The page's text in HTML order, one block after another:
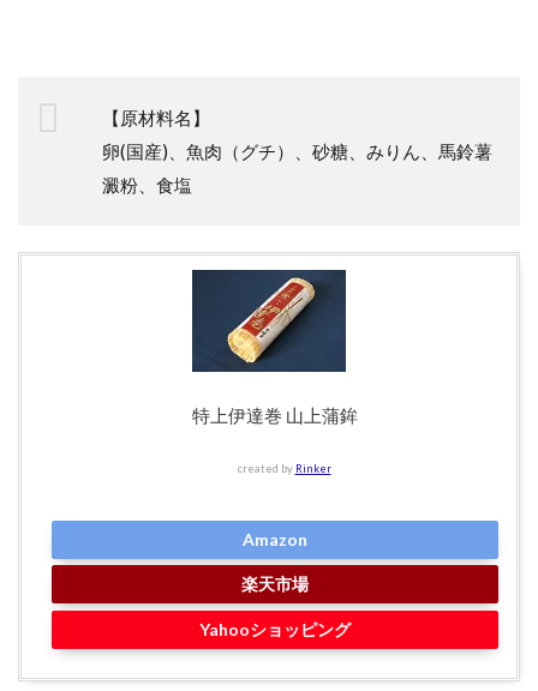
【原材料名】
卵(国産)、魚肉（グチ）、砂糖、みりん、馬鈴薯
澱粉、食塩
特上伊達巻 山上蒲鉾
created by Rinker
Amazon
楽天市場
Yahooショッピング